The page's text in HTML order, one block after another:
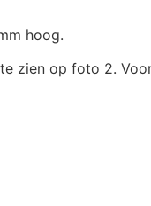
hoog.
zien op foto 2.